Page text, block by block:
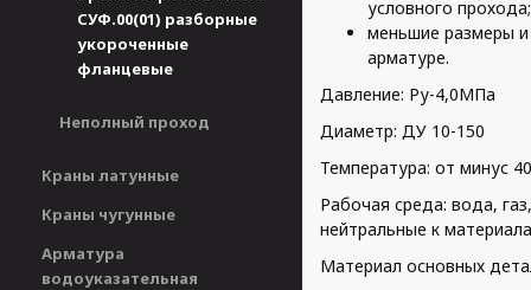
СУФ.00(01) разборные
укороченные
фланцевые
Неполный проход
Краны латунные
Краны чугунные
Арматура
водоуказательная
условного прохода;
меньшие размеры
арматуре.
Давление: Ру-4,0МПа
Диаметр: ДУ 10-150
Температура: от минус
Рабочая среда: вода,
нейтральные к
Материал основных